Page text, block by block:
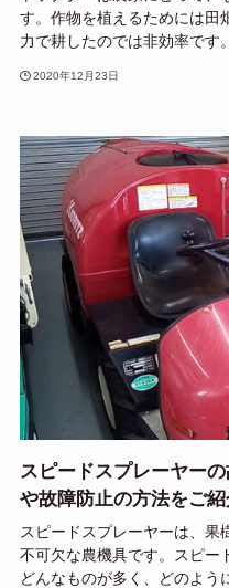
す。作物を植えるためには田
力で耕したのでは非効率です
2020年12月23日
スピードスプレーヤー
や故障防止の方法をご紹
スピードスプレーヤーは、果
不可欠な農機具です。スピー
どんなものが多く、どのよう